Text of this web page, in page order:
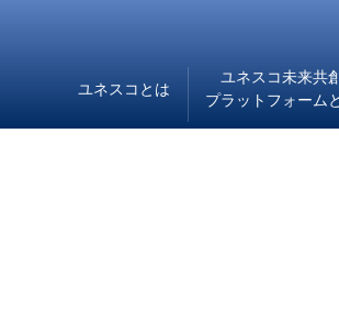
ユネスコとは
ユネスコ未来共創
プラットフォーム